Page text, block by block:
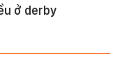
ở derby